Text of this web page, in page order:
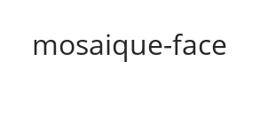
mosaique-face